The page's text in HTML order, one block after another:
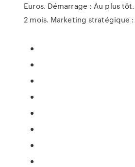
Euros. Démarrage : Au plus
2 mois. Marketing stratégique :